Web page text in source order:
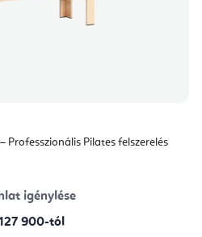
Professzionális Pilates felszerelés
igénylése
900-tól